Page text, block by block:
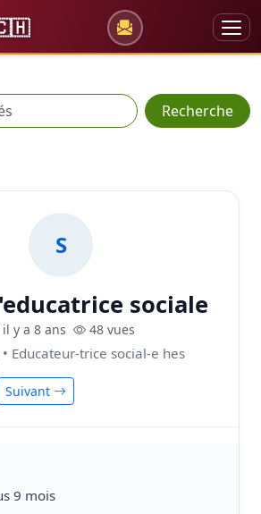
Recherche
S
sociale
il y a 8 ans 48 vues
Educateur-trice social-e hes
Suivant
9 mois